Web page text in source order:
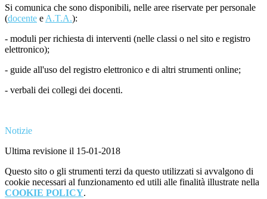
Si comunica che sono disponibili, nelle aree riservate per personale
(docente e A.T.A.):
- moduli per richiesta di interventi (nelle classi o nel sito e registro
elettronico);
- guide all'uso del registro elettronico e di altri strumenti online;
- verbali dei collegi dei docenti.
Notizie
Ultima revisione il 15-01-2018
Questo sito o gli strumenti terzi da questo utilizzati si avvalgono di
cookie necessari al funzionamento ed utili alle finalità illustrate nella
COOKIE POLICY.